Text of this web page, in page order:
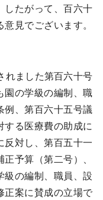
したがって、百六十
見でございます。
ました第百六十号
園の学級の編制、職
例、第百六十五号議
する医療費の助成に
反対し、第百五十一
予算（第二号）、
級の編制、職員、設
正案に賛成の立場で